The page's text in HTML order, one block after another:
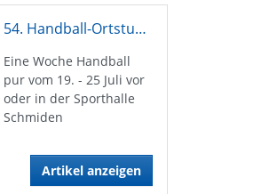
54. Handball-Ortsturnier startet
Eine Woche Handball
pur vom 19. - 25 Juli vor
oder in der Sporthalle
Schmiden
Artikel anzeigen